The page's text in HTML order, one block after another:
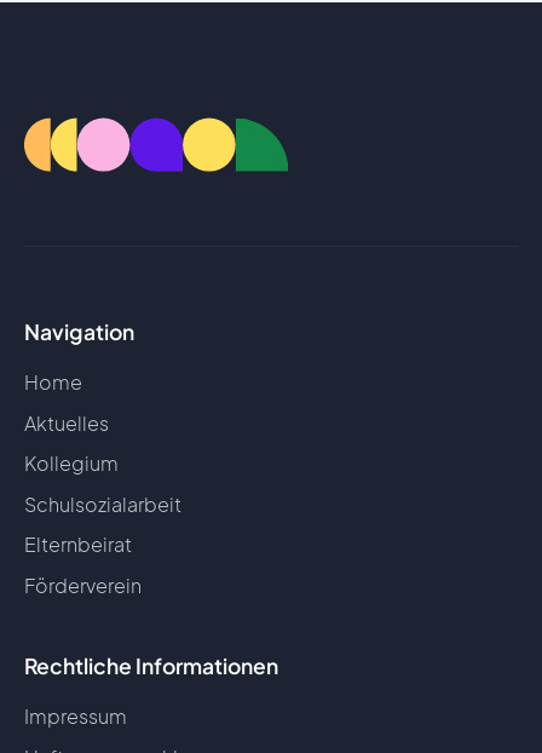
Navigation
Home
Aktuelles
Kollegium
Schulsozialarbeit
Elternbeirat
Förderverein
Rechtliche Informationen
Impressum